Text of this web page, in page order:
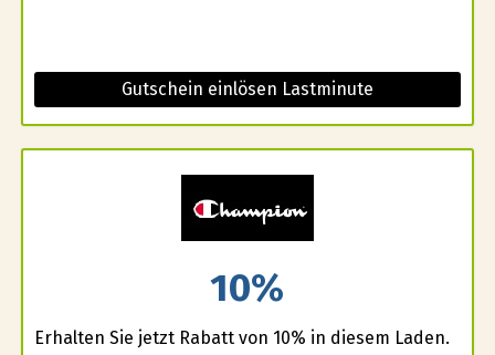
Gutschein einlösen Lastminute
10%
Erhalten Sie jetzt Rabatt von 10% in diesem Laden.